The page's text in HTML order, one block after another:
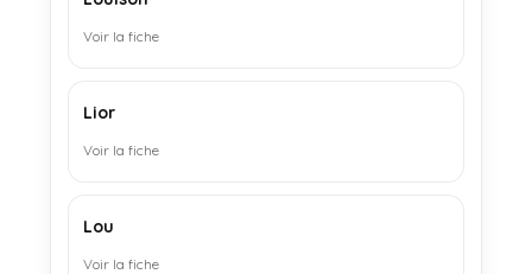
Voir la fiche
Lior
Voir la fiche
Lou
Voir la fiche